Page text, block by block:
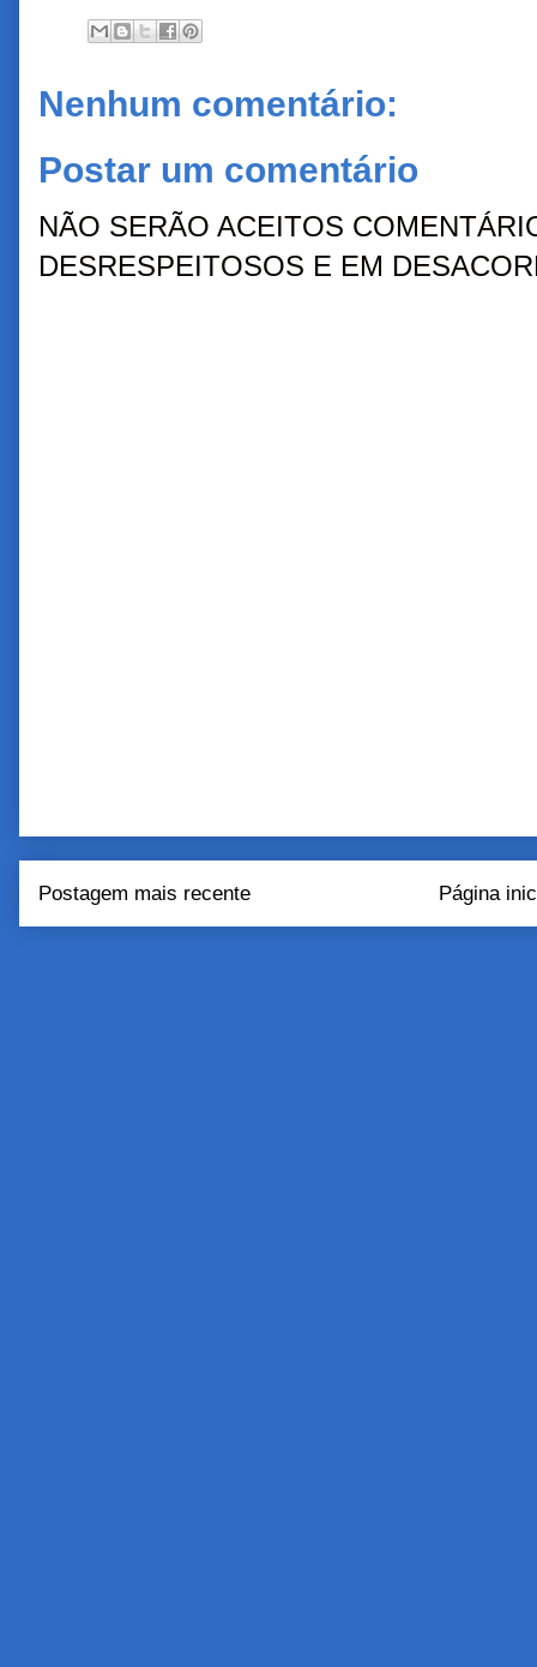
Nenhum comentário:
Postar um comentário
NÃO SERÃO ACEITOS
DESRESPEITOSOS E EM
Postagem mais recente Página